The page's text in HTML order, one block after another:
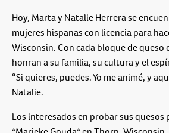
Hoy, Marta y Natalie Herrera se
mujeres hispanas con licencia para
Wisconsin. Con cada bloque de queso
honran a su familia, su cultura y el
“Si quieres, puedes. Yo me animé, y
Natalie.
Los interesados en probar sus quesos